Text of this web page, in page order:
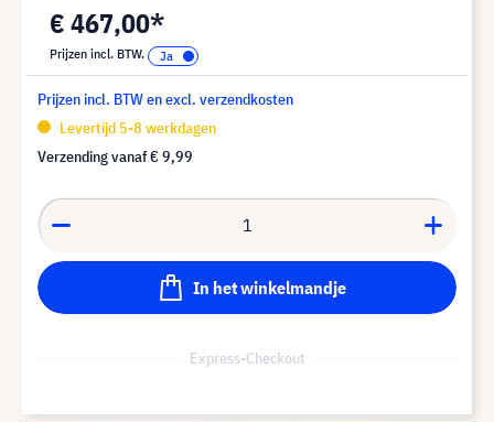
€ 467,00*
Prijzen incl. BTW.
Prijzen incl. BTW en excl. verzendkosten
Levertijd 5-8 werkdagen
Verzending vanaf€ 9,99
In het winkelmandje
Express-Checkout